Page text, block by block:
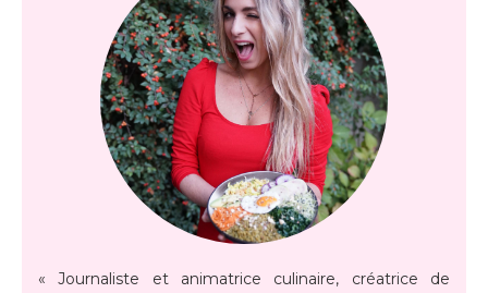
« Journaliste et animatrice culinaire, créatrice de